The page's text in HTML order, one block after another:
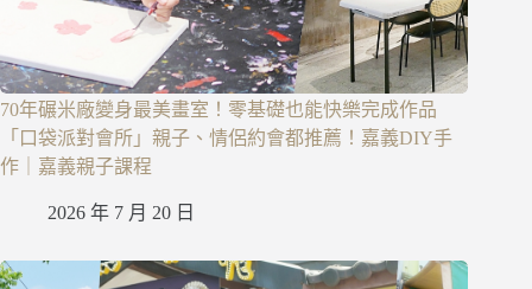
70年碾米廠變身最美畫室！零基礎也能快樂完成作品
「口袋派對會所」親子、情侶約會都推薦！嘉義DIY手
作｜嘉義親子課程
2026 年 7 月 20 日